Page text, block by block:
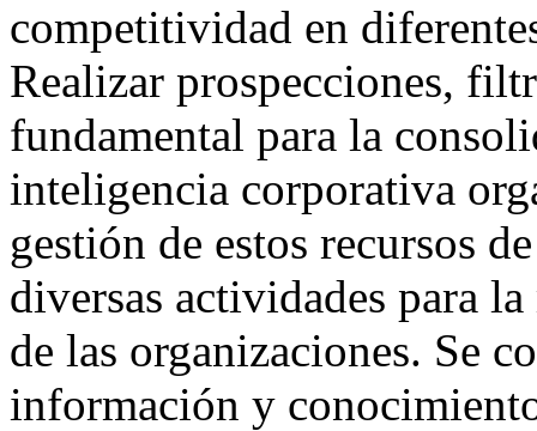
competitividad en
Realizar prospecciones,
fundamental para la
inteligencia corporativa
gestión de estos recursos
diversas actividades para
de las organizaciones. Se
información y